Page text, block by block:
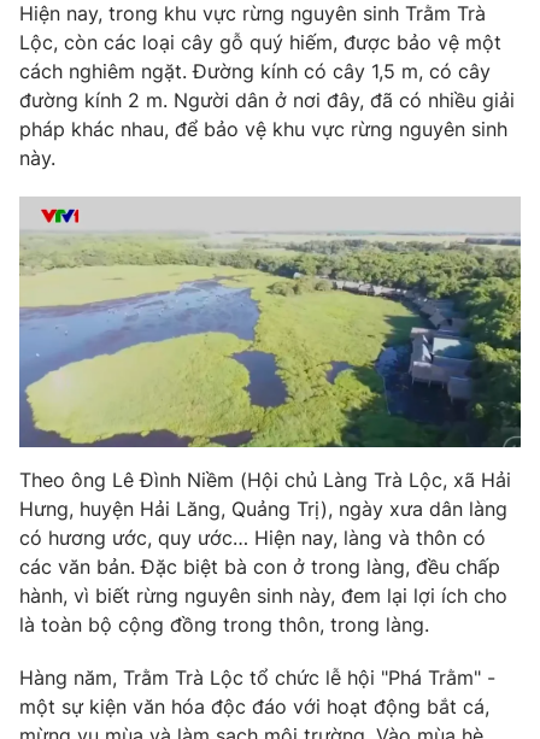
Thị trường
Tư vấn
Lịch phát sóng
Chuyên mục khác
Emagazine
Photo Infographic
Video Shorts video
VTV Money VTV Thể thao
VTV Sức khoẻ Bất động sản
Thị trường 24h Tấm lòng Việt
VTV4 Vươn mình bằng AI
Liên hệ tòa soạn English
Hiện nay, trong khu vực rừng nguyên sinh Trằm Trà
Lộc, còn các loại cây gỗ quý hiếm, được bảo vệ một
cách nghiêm ngặt. Đường kính có cây 1,5 m, có cây
đường kính 2 m. Người dân ở nơi đây, đã có nhiều giải
pháp khác nhau, để bảo vệ khu vực rừng nguyên sinh
này.
Theo ông Lê Đình Niềm (Hội chủ Làng Trà Lộc, xã Hải
Hưng, huyện Hải Lăng, Quảng Trị), ngày xưa dân làng
có hương ước, quy ước… Hiện nay, làng và thôn có
các văn bản. Đặc biệt bà con ở trong làng, đều chấp
hành, vì biết rừng nguyên sinh này, đem lại lợi ích cho
là toàn bộ cộng đồng trong thôn, trong làng.
Hàng năm, Trằm Trà Lộc tổ chức lễ hội "Phá Trằm" -
một sự kiện văn hóa độc đáo với hoạt động bắt cá,